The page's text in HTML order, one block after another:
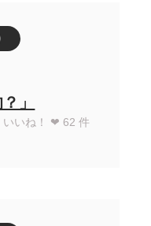
」
いいね！ ❤︎ 62 件